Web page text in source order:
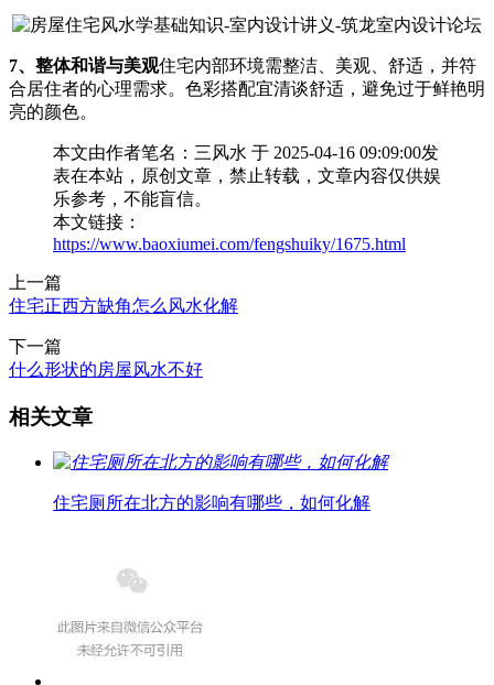
7、整体和谐与美观住宅内部环境需整洁、美观、舒适，并符
合居住者的心理需求。色彩搭配宜清谈舒适，避免过于鲜艳明
亮的颜色。
本文由作者笔名：三风水 于 2025-04-16 09:09:00发
表在本站，原创文章，禁止转载，文章内容仅供娱
乐参考，不能盲信。
本文链接：
https://www.baoxiumei.com/fengshuiky/1675.html
上一篇
住宅正西方缺角怎么风水化解
下一篇
什么形状的房屋风水不好
相关文章
住宅厕所在北方的影响有哪些，如何化解